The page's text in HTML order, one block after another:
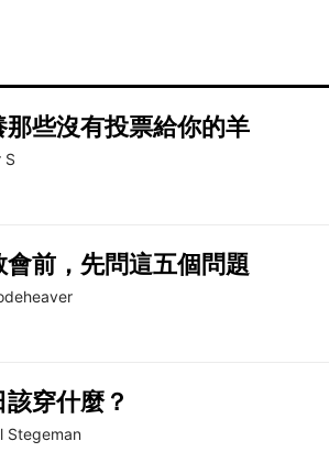
那些沒有投票給你的羊
S
會前，先問這五個問題
該穿什麼？
Stegeman